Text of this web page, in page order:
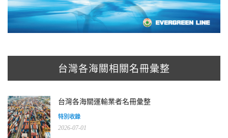
台灣各海關相關名冊彙整
台灣各海關運輸業者名冊彙整
特別收錄
2026-07-01